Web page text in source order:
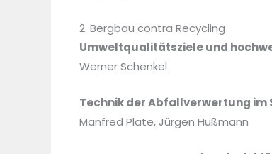
2. Bergbau contra Recycling
Umweltqualitätsziele und
Werner Schenkel
Technik der Abfallverwertung im
Manfred Plate, Jürgen Hußmann